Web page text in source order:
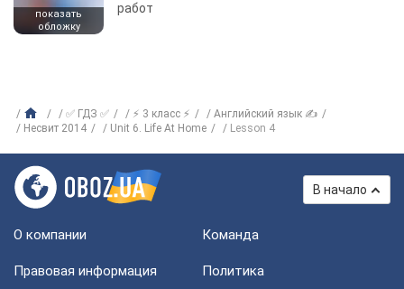
показать
обложку
работ
✅ ГДЗ ✅ ⚡ 3 класс ⚡
Английский язык ✍
Несвит 2014
Unit 6. Life At Home Lesson 4
В начало
О компании Команда
Правовая информация
Политика